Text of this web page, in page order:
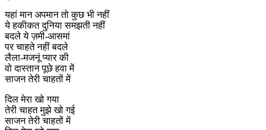
यहां मान अपमान तो कुछ भी नहीं
ये हकीकत दुनिया समझती नहीं
बदले ये ज़मी-आसमां
पर चाहते नहीं बदले
लैला-मजनूं प्यार की
वो दास्तान पूछे हवा में
साजन तेरी चाहतों में
दिल मेरा खो गया
तेरी चाहत मुझे खो गई
साजन तेरी चाहतों में